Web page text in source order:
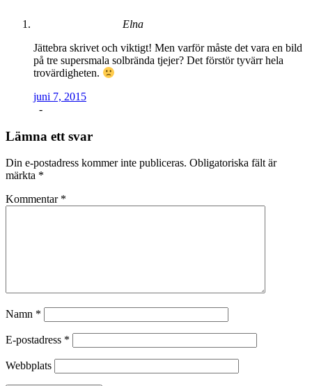
Elna
Jättebra skrivet och viktigt! Men varför måste det vara en bild
på tre supersmala solbrända tjejer? Det förstör tyvärr hela
trovärdigheten.
juni 7, 2015
-
Lämna ett svar
Din e-postadress kommer inte publiceras. Obligatoriska fält är
märkta *
Kommentar *
Namn *
E-postadress *
Webbplats